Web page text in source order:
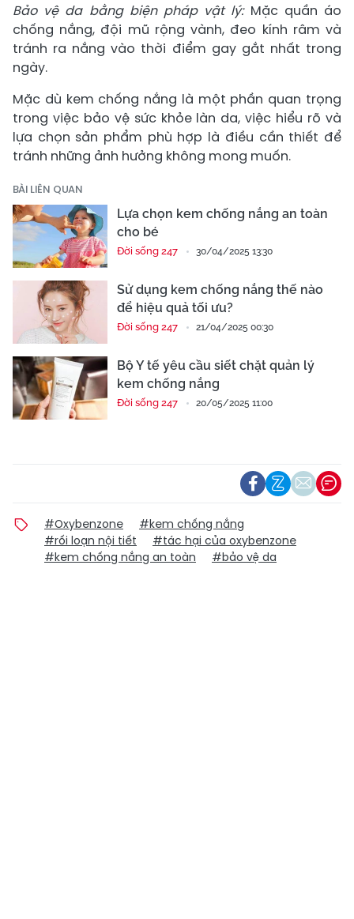
Bảo vệ da bằng biện pháp vật lý:Mặc quần áo
chống nắng, đội mũ rộng vành, đeo kính râm và
tránh ra nắng vào thời điểm gay gắt nhất trong
ngày.
Mặc dù kem chống nắng là một phần quan trọng
trong việc bảo vệ sức khỏe làn da, việc hiểu rõ và
lựa chọn sản phẩm phù hợp là điều cần thiết để
tránh những ảnh hưởng không mong muốn.
BÀI LIÊN QUAN
Lựa chọn kem chống nắng an toàn
cho bé
Đời sống 247 30/04/2025 13:30
Sử dụng kem chống nắng thế nào
để hiệu quả tối ưu?
Đời sống 247 21/04/2025 00:30
Bộ Y tế yêu cầu siết chặt quản lý
kem chống nắng
Đời sống 247 20/05/2025 11:00
#Oxybenzone
#kem chống nắng
#rối loạn nội tiết
#tác hại của oxybenzone
#kem chống nắng an toàn
#bảo vệ da